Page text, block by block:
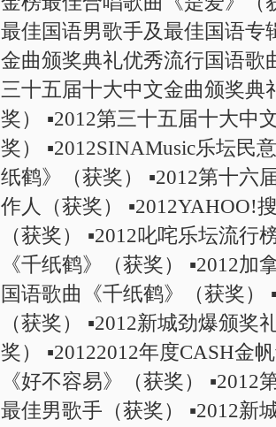
最佳国语男歌手及最佳国语专
金曲颁奖典礼优秀流行国语歌
三十五届十大中文金曲颁奖
奖） ▪2012第三十五届十大中
奖） ▪2012SINAMusic乐坛民
纸鹤》（获奖） ▪2012第十六
作人（获奖） ▪2012YAHOO!
（获奖） ▪2012叱咤乐坛流
《千纸鹤》（获奖） ▪2012
国语歌曲《千纸鹤》（获奖）
（获奖） ▪2012新城劲爆颁
奖） ▪20122012年度CASH金
《好不容易》（获奖）
最佳男歌手（获奖） ▪2012新